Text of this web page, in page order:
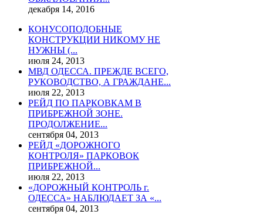
декабря 14, 2016
КОНУСОПОДОБНЫЕ
КОНСТРУКЦИИ НИКОМУ НЕ
НУЖНЫ (...
июля 24, 2013
МВД ОДЕССА. ПРЕЖДЕ ВСЕГО,
РУКОВОДСТВО, А ГРАЖДАНЕ...
июля 22, 2013
РЕЙД ПО ПАРКОВКАМ В
ПРИБРЕЖНОЙ ЗОНЕ.
ПРОДОЛЖЕНИЕ...
сентября 04, 2013
РЕЙД «ДОРОЖНОГО
КОНТРОЛЯ» ПАРКОВОК
ПРИБРЕЖНОЙ...
июля 22, 2013
«ДОРОЖНЫЙ КОНТРОЛЬ г.
ОДЕССА» НАБЛЮДАЕТ ЗА «...
сентября 04, 2013